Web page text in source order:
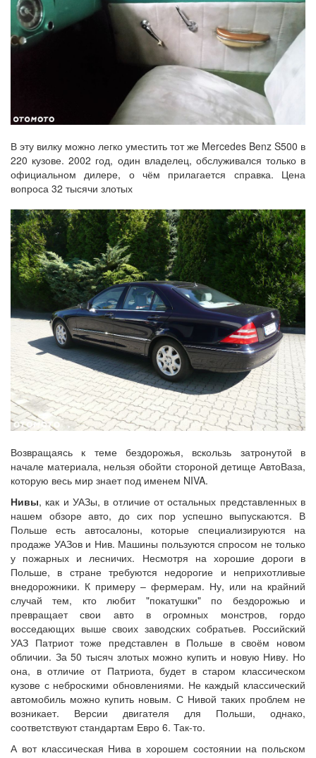
В эту вилку можно легко уместить тот же Mercedes Benz S500 в
220 кузове. 2002 год, один владелец, обслуживался только в
официальном дилере, о чём прилагается справка. Цена
вопроса 32 тысячи злотых
Возвращаясь к теме бездорожья, вскользь затронутой в
начале материала, нельзя обойти стороной детище АвтоВаза,
которую весь мир знает под именем NIVA.
Нивы, как и УАЗы, в отличие от остальных представленных в
нашем обзоре авто, до сих пор успешно выпускаются. В
Польше есть автосалоны, которые специализируются на
продаже УАЗов и Нив. Машины пользуются спросом не только
у пожарных и лесничих. Несмотря на хорошие дороги в
Польше, в стране требуются недорогие и неприхотливые
внедорожники. К примеру – фермерам. Ну, или на крайний
случай тем, кто любит "покатушки" по бездорожью и
превращает свои авто в огромных монстров, гордо
восседающих выше своих заводских собратьев. Российский
УАЗ Патриот тоже представлен в Польше в своём новом
обличии. За 50 тысяч злотых можно купить и новую Ниву. Но
она, в отличие от Патриота, будет в старом классическом
кузове с неброскими обновлениями. Не каждый классический
автомобиль можно купить новым. С Нивой таких проблем не
возникает. Версии двигателя для Польши, однако,
соответствуют стандартам Евро 6. Так-то.
А вот классическая Нива в хорошем состоянии на польском